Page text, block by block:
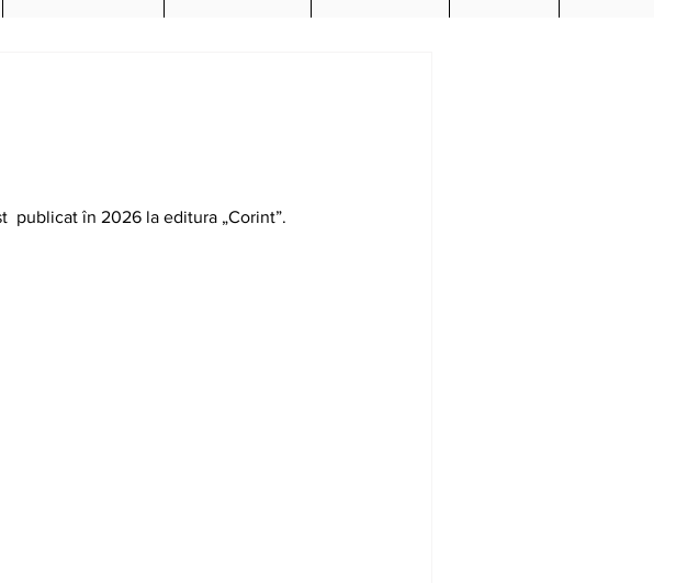
publicat în 2026 la editura „Corint”.